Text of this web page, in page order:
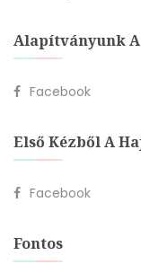
Alapítványunk A
Facebook
Első Kézből A
Facebook
Fontos